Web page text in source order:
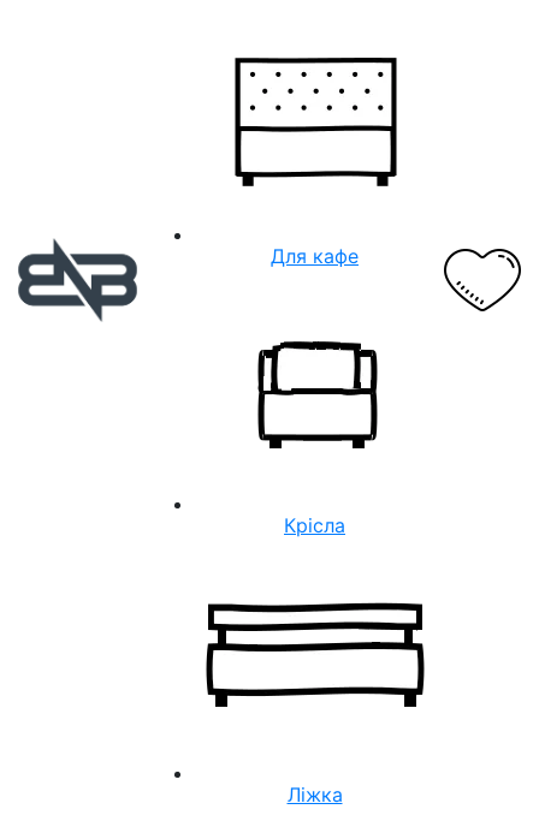
Для кафе
Крісла
Ліжка